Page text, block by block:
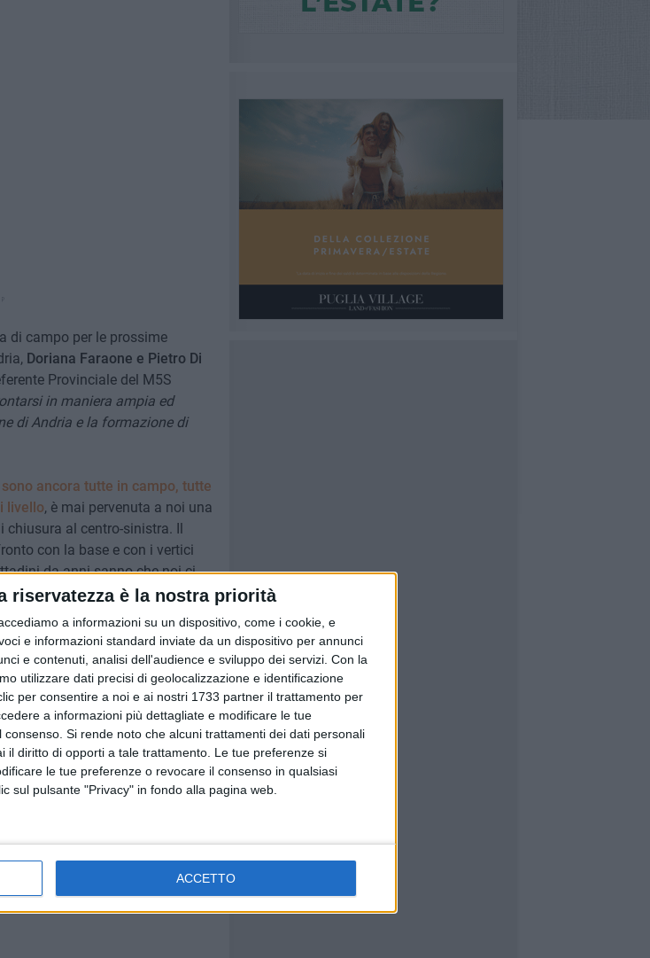
riservatezza è la nostra priorità
a informazioni su un dispositivo, come i cookie, e
e informazioni standard inviate da un dispositivo per annunci
e contenuti, analisi dell'audience e sviluppo dei servizi. Con la
utilizzare dati precisi di geolocalizzazione e identificazione
per consentire a noi e ai nostri 1733 partner il trattamento per
a informazioni più dettagliate e modificare le tue
Si rende noto che alcuni trattamenti dei dati personali
il diritto di opporti a tale trattamento. Le tue preferenze si
le tue preferenze o revocare il consenso in qualsiasi
sul pulsante "Privacy" in fondo alla pagina web.
ACCETTO
di campo per le prossime
Doriana Faraone e Pietro Di
Provinciale del M5S
in maniera ampia ed
di Andria e la formazione di
ancora tutte in campo, tutte
livello, è mai pervenuta a noi una
chiusura al centro-sinistra. Il
con la base e con i vertici
da anni sanno che noi ci
Ospedale di Andria con il Polo
per i malati di tumore,
ed ampio confronto interno,
Non il contrario!".
7 AGOSTO 2026
Caso Fasano. La solidarietà del
presidente della Fidelis Andria
Luca Vallarella